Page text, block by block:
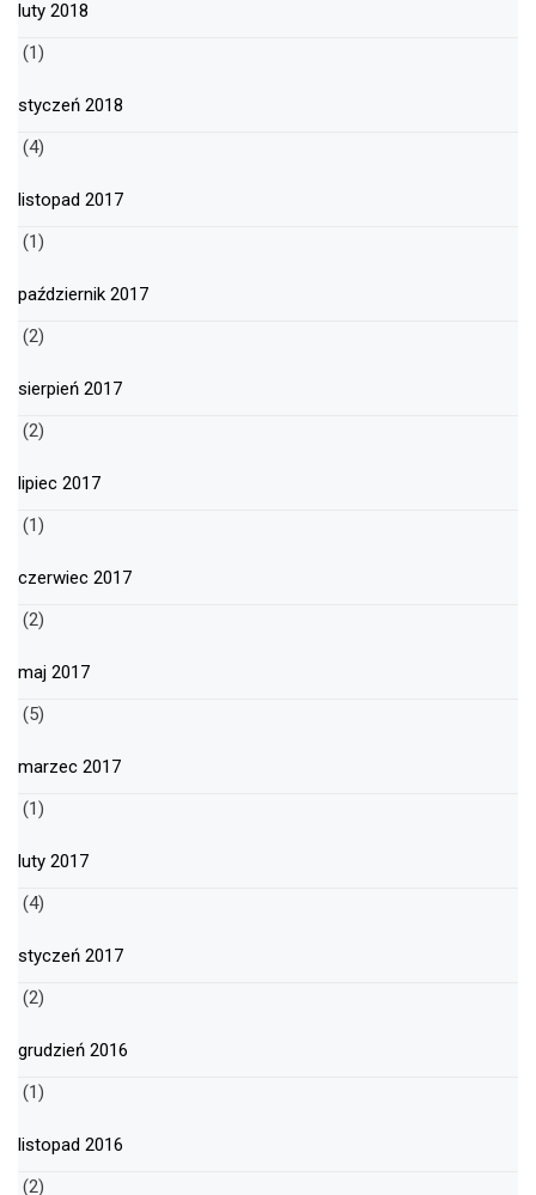
luty 2018
(1)
styczeń 2018
(4)
listopad 2017
(1)
październik 2017
(2)
sierpień 2017
(2)
lipiec 2017
(1)
czerwiec 2017
(2)
maj 2017
(5)
marzec 2017
(1)
luty 2017
(4)
styczeń 2017
(2)
grudzień 2016
(1)
listopad 2016
(2)